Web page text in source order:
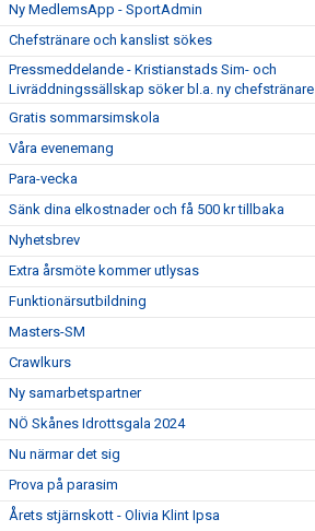
Ny MedlemsApp - SportAdmin
Chefstränare och kanslist sökes
Pressmeddelande - Kristianstads Sim- och
Livräddningssällskap söker bl.a. ny chefstränare
Gratis sommarsimskola
Våra evenemang
Para-vecka
Sänk dina elkostnader och få 500 kr tillbaka
Nyhetsbrev
Extra årsmöte kommer utlysas
Funktionärsutbildning
Masters-SM
Crawlkurs
Ny samarbetspartner
NÖ Skånes Idrottsgala 2024
Nu närmar det sig
Prova på parasim
Årets stjärnskott - Olivia Klint Ipsa